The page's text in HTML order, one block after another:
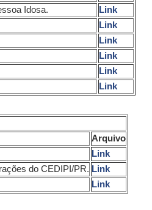
Idosa.
Link
Link
Link
Link
Link
Link
Arquivo
Link
do CEDIPI/PR. Link
Link